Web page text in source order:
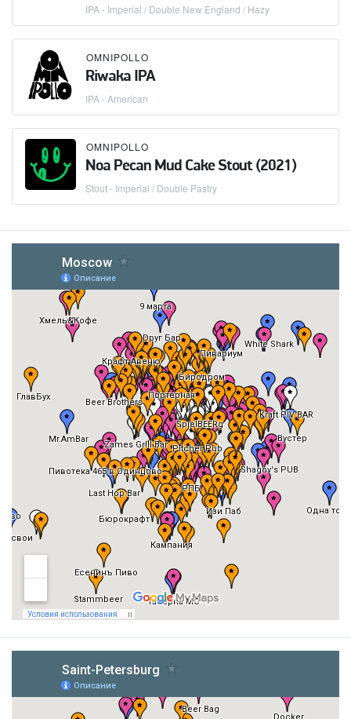
IPA - Imperial / Double New England / Hazy
OMNIPOLLO
Riwaka IPA
IPA - American
OMNIPOLLO
Noa Pecan Mud Cake Stout (2021)
Stout - Imperial / Double Pastry